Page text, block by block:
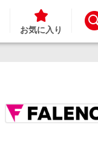
お気に入り